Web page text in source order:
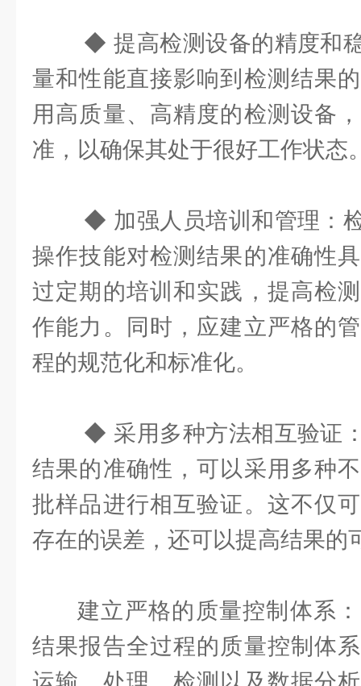
◆ 提高检测设备的精度和
量和性能直接影响到检测结果
用高质量、高精度的检测设备
准，以确保其处于很好工作状态
◆ 加强人员培训和管理：
操作技能对检测结果的准确性
过定期的培训和实践，提高检
作能力。同时，应建立严格的
程的规范化和标准化。
◆ 采用多种方法相互验证
结果的准确性，可以采用多种
批样品进行相互验证。这不仅
存在的误差，还可以提高结果的
建立严格的质量控制体系
结果报告全过程的质量控制体